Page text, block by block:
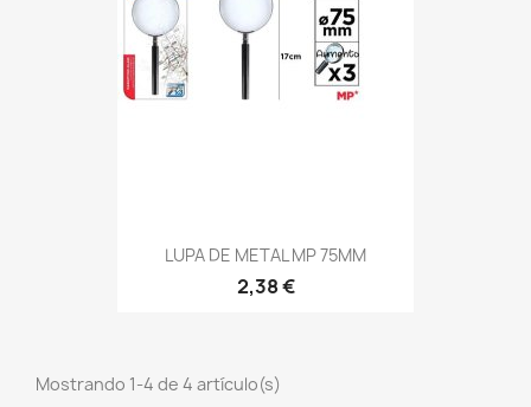
LUPA DE METAL MP 75MM
2,38 €
Mostrando 1-4 de 4 artículo(s)